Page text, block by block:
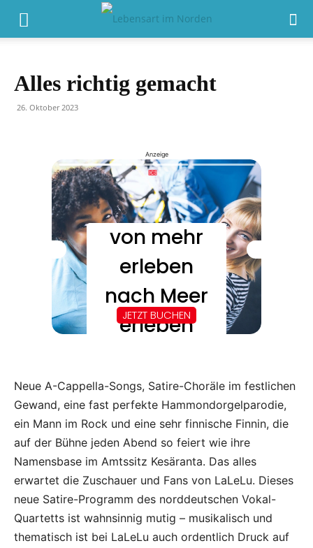
Alles richtig gemacht
26. Oktober 2023
Anzeige
Neue A-Cappella-Songs, Satire-Choräle im festlichen
Gewand, eine fast perfekte Hammondorgelparodie,
ein Mann im Rock und eine sehr finnische Finnin, die
auf der Bühne jeden Abend so feiert wie ihre
Namensbase im Amtssitz Kesäranta. Das alles
erwartet die Zuschauer und Fans von LaLeLu. Dieses
neue Satire-Programm des norddeutschen Vokal-
Quartetts ist wahnsinnig mutig – musikalisch und
thematisch ist bei LaLeLu auch ordentlich Druck auf